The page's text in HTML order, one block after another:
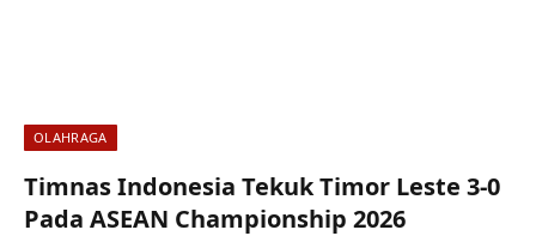
OLAHRAGA
Timnas Indonesia Tekuk Timor Leste 3-0
Pada ASEAN Championship 2026